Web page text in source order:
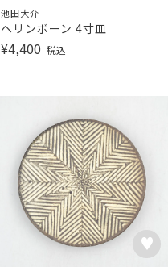
池田大介
ヘリンボーン 4寸皿
¥4,400 税込